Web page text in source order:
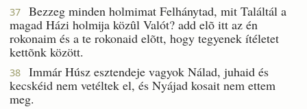
37
Bezzeg minden holmimat Felhánytad, mit Találtál a
magad Házi holmija közûl Valót? add elõ itt az én
rokonaim és a te rokonaid elõtt, hogy tegyenek ítéletet
kettõnk között.
38
Immár Húsz esztendeje vagyok Nálad, juhaid és
kecskéid nem vetéltek el, és Nyájad kosait nem ettem
meg.